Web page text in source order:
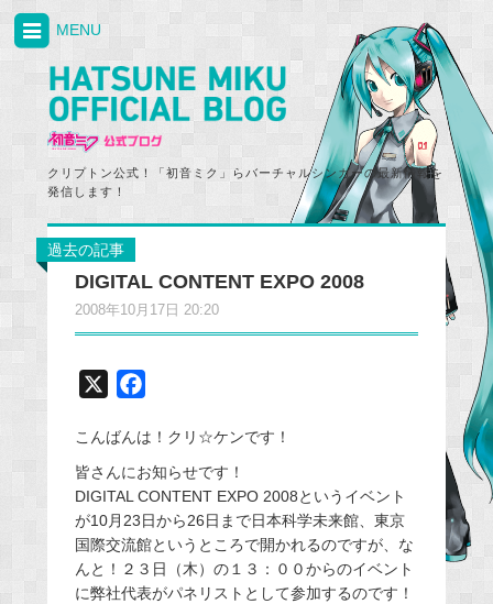
クリプトン公式！「初音ミク」らバーチャルシンガーの最新情報を
発信します！
MENU
過去の記事
DIGITAL CONTENT EXPO 2008
2008年10月17日 20:20
c
e
b
o
o
k
こんばんは！クリ☆ケンです！
皆さんにお知らせです！
DIGITAL CONTENT EXPO 2008というイベント
が10月23日から26日まで日本科学未来館、東京
国際交流館というところで開かれるのですが、な
んと！２３日（木）の１３：００からのイベント
に弊社代表がパネリストとして参加するのです！